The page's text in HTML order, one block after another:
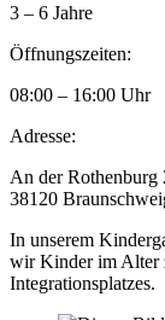
3 – 6 Jahre
Öffnungszeiten:
08:00 – 16:00 Uhr
Adresse:
An der Rothenburg
38120
In unserem
wir Kinder im Alter
Integrationsplatzes.